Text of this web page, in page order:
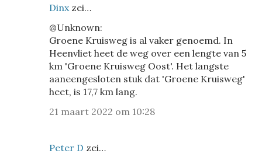
Dinxzei…
@Unknown:
Groene Kruisweg is al vaker genoemd. In
Heenvliet heet de weg over een lengte van 5
km 'Groene Kruisweg Oost'. Het langste
aaneengesloten stuk dat 'Groene Kruisweg'
heet, is 17,7 km lang.
21 maart 2022 om 10:28
Peter D zei…